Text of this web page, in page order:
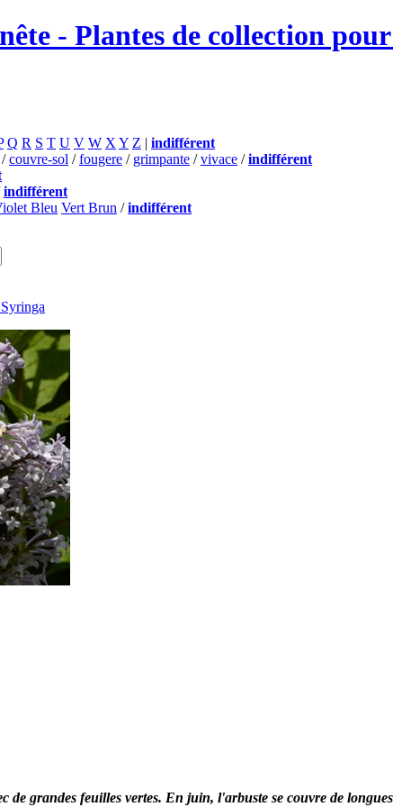
- Plantes de collection
Q R S T U V W X Y Z | indifférent
/couvre-sol /fougere / grimpante /vivace /indifférent
indifférent
Bleu Vert Brun /indifférent
de grandes feuilles vertes. En juin, l'arbuste se couvre de